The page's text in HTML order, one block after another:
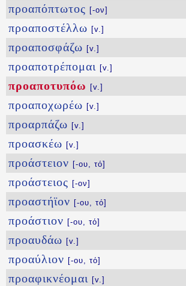
προαπόπτωτος [-ον]
προαποστέλλω [v.]
προαποσφάζω [v.]
προαποτρέπομαι [v.]
προαποτυπόω [v.]
προαποχωρέω [v.]
προαρπάζω [v.]
προασκέω [v.]
προάστειον [-ου, τό]
προάστειος [-ον]
προαστήϊον [-ου, τό]
προάστιον [-ου, τό]
προαυδάω [v.]
προαύλιον [-ου, τό]
προαφικνέομαι [v.]